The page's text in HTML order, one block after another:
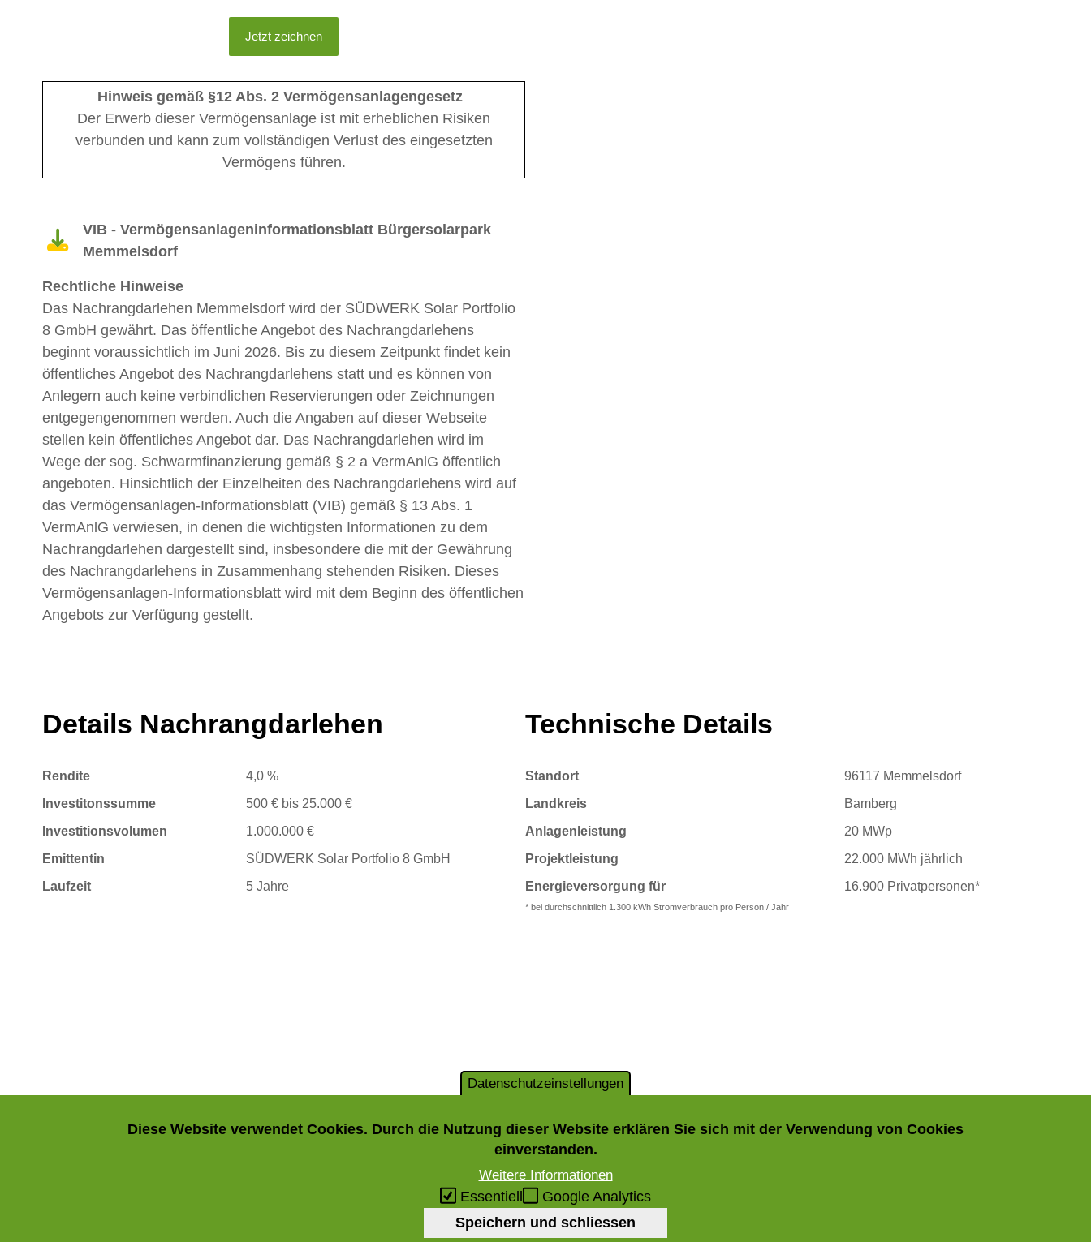
Jetzt zeichnen
Hinweis gemäß §12 Abs. 2 Vermögensanlagengesetz
Der Erwerb dieser Vermögensanlage ist mit erheblichen Risiken
verbunden und kann zum vollständigen Verlust des eingesetzten
Vermögens führen.
VIB - Vermögensanlageninformationsblatt Bürgersolarpark
Memmelsdorf
Rechtliche Hinweise
Das Nachrangdarlehen Memmelsdorf wird der SÜDWERK Solar Portfolio
8 GmbH gewährt. Das öffentliche Angebot des Nachrangdarlehens
beginnt voraussichtlich im Juni 2026. Bis zu diesem Zeitpunkt findet kein
öffentliches Angebot des Nachrangdarlehens statt und es können von
Anlegern auch keine verbindlichen Reservierungen oder Zeichnungen
entgegengenommen werden. Auch die Angaben auf dieser Webseite
stellen kein öffentliches Angebot dar. Das Nachrangdarlehen wird im
Wege der sog. Schwarmfinanzierung gemäß § 2 a VermAnlG öffentlich
angeboten. Hinsichtlich der Einzelheiten des Nachrangdarlehens wird auf
das Vermögensanlagen-Informationsblatt (VIB) gemäß § 13 Abs. 1
VermAnlG verwiesen, in denen die wichtigsten Informationen zu dem
Nachrangdarlehen dargestellt sind, insbesondere die mit der Gewährung
des Nachrangdarlehens in Zusammenhang stehenden Risiken. Dieses
Vermögensanlagen-Informationsblatt wird mit dem Beginn des öffentlichen
Angebots zur Verfügung gestellt.
Details Nachrangdarlehen
Rendite
4,0 %
Investitonssumme
500 € bis 25.000 €
Investitionsvolumen
1.000.000 €
Emittentin
SÜDWERK Solar Portfolio 8 GmbH
Laufzeit
5 Jahre
Technische Details
Standort
96117 Memmelsdorf
Landkreis
Bamberg
Anlagenleistung
20 MWp
Projektleistung
22.000 MWh jährlich
Energieversorgung für
16.900 Privatpersonen*
* bei durchschnittlich 1.300 kWh Stromverbrauch pro Person / Jahr
Datenschutzeinstellungen
Diese Website verwendet Cookies. Durch die Nutzung dieser Website erklären Sie sich mit der Verwendung von Cookies
einverstanden.
Weitere Informationen
Essentiell
Google Analytics
Speichern und schliessen